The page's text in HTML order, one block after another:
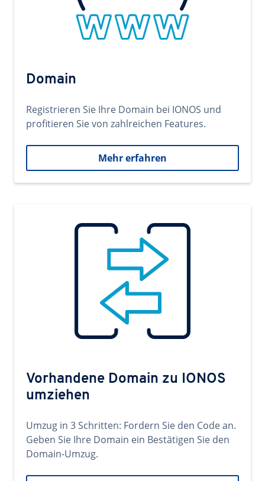
Domain
Registrieren Sie Ihre Domain bei IONOS und
profitieren Sie von zahlreichen Features.
Mehr erfahren
Vorhandene Domain zu IONOS
umziehen
Umzug in 3 Schritten: Fordern Sie den Code an.
Geben Sie Ihre Domain ein Bestätigen Sie den
Domain-Umzug.